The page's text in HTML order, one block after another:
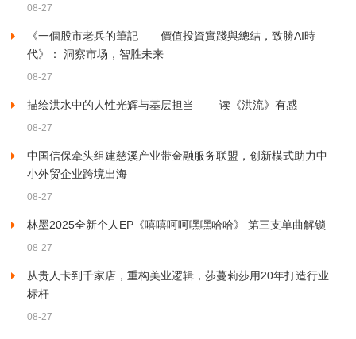
08-27
《一個股市老兵的筆記——價值投資實踐與總結，致勝AI時
代》： 洞察市场，智胜未来
08-27
描绘洪水中的人性光辉与基层担当 ——读《洪流》有感
08-27
中国信保牵头组建慈溪产业带金融服务联盟，创新模式助力中
小外贸企业跨境出海
08-27
林墨2025全新个人EP《嘻嘻呵呵嘿嘿哈哈》 第三支单曲解锁
08-27
从贵人卡到千家店，重构美业逻辑，莎蔓莉莎用20年打造行业
标杆
08-27